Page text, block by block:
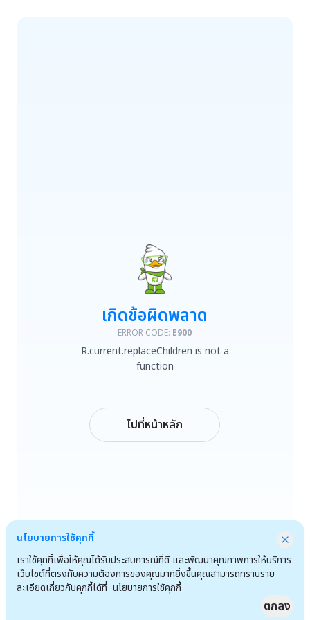
R.current.replaceChildren is not a function
เกิดข้อผิดพลาด
ERROR CODE: E900
R.current.replaceChildren is not a
function
ไปที่หน้าหลัก
นโยบายการใช้คุกกี้
เราใช้คุกกี้เพื่อให้คุณได้รับประสบการณ์ที่ดี และพัฒนาคุณภาพการให้บริการ
เว็บไซต์ที่ตรงกับความต้องการของคุณมากยิ่งขึ้นคุณสามารถทราบราย
ละเอียดเกี่ยวกับคุกกี้ได้ที่ นโยบายการใช้คุกกี้
ตกลง